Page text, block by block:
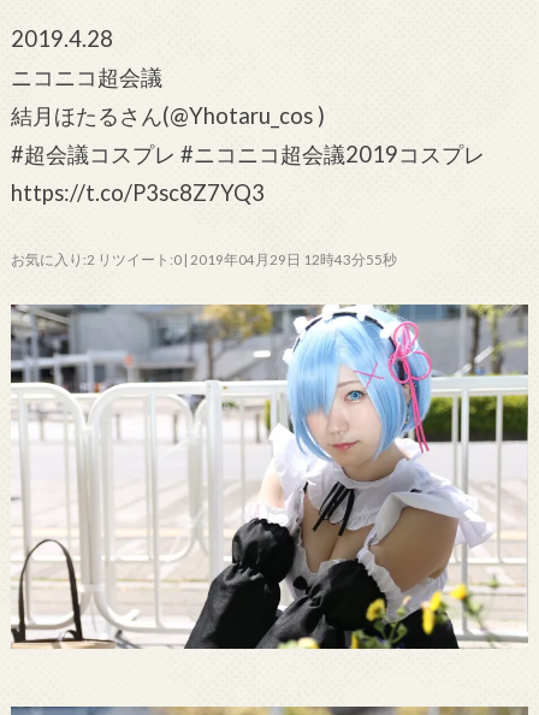
2019.4.28
ニコニコ超会議
結月ほたるさん(@Yhotaru_cos )
#超会議コスプレ #ニコニコ超会議2019コスプレ
https://t.co/P3sc8Z7YQ3
お気に入り:2 リツイート:0 | 2019年04月29日 12時43分55秒